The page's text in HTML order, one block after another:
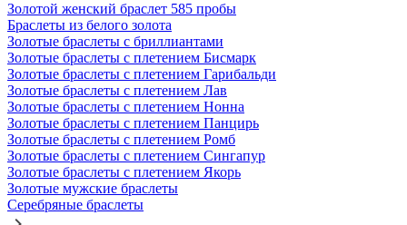
Золотой женский браслет 585 пробы
Браслеты из белого золота
Золотые браслеты с бриллиантами
Золотые браслеты с плетением Бисмарк
Золотые браслеты с плетением Гарибальди
Золотые браслеты с плетением Лав
Золотые браслеты с плетением Нонна
Золотые браслеты с плетением Панцирь
Золотые браслеты с плетением Ромб
Золотые браслеты с плетением Сингапур
Золотые браслеты с плетением Якорь
Золотые мужские браслеты
Серебряные браслеты